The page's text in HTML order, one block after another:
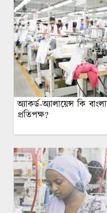
অ্যাকর্ড-অ্যালায়েন্স কি
প্রতিপক্ষ?